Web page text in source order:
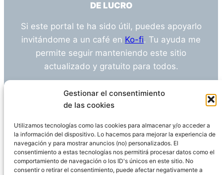
Gestionar el consentimiento
de las cookies
Utilizamos tecnologías como las cookies para almacenar y/o acceder a
la información del dispositivo. Lo hacemos para mejorar la experiencia de
navegación y para mostrar anuncios (no) personalizados. El
consentimiento a estas tecnologías nos permitirá procesar datos como el
comportamiento de navegación o los ID's únicos en este sitio. No
consentir o retirar el consentimiento, puede afectar negativamente a
DE LUCRO
Si este portal te ha sido útil, puedes apoyarlo
invitándome a un café en Ko-fi. Tu ayuda me
permite seguir manteniendo este sitio
actualizado y gratuito para todos.
¿Tienes alguna duda o sugerencia? Escríbeme
info@empleosanitarioinvestigacion.es
Descargo de Responsabilidad